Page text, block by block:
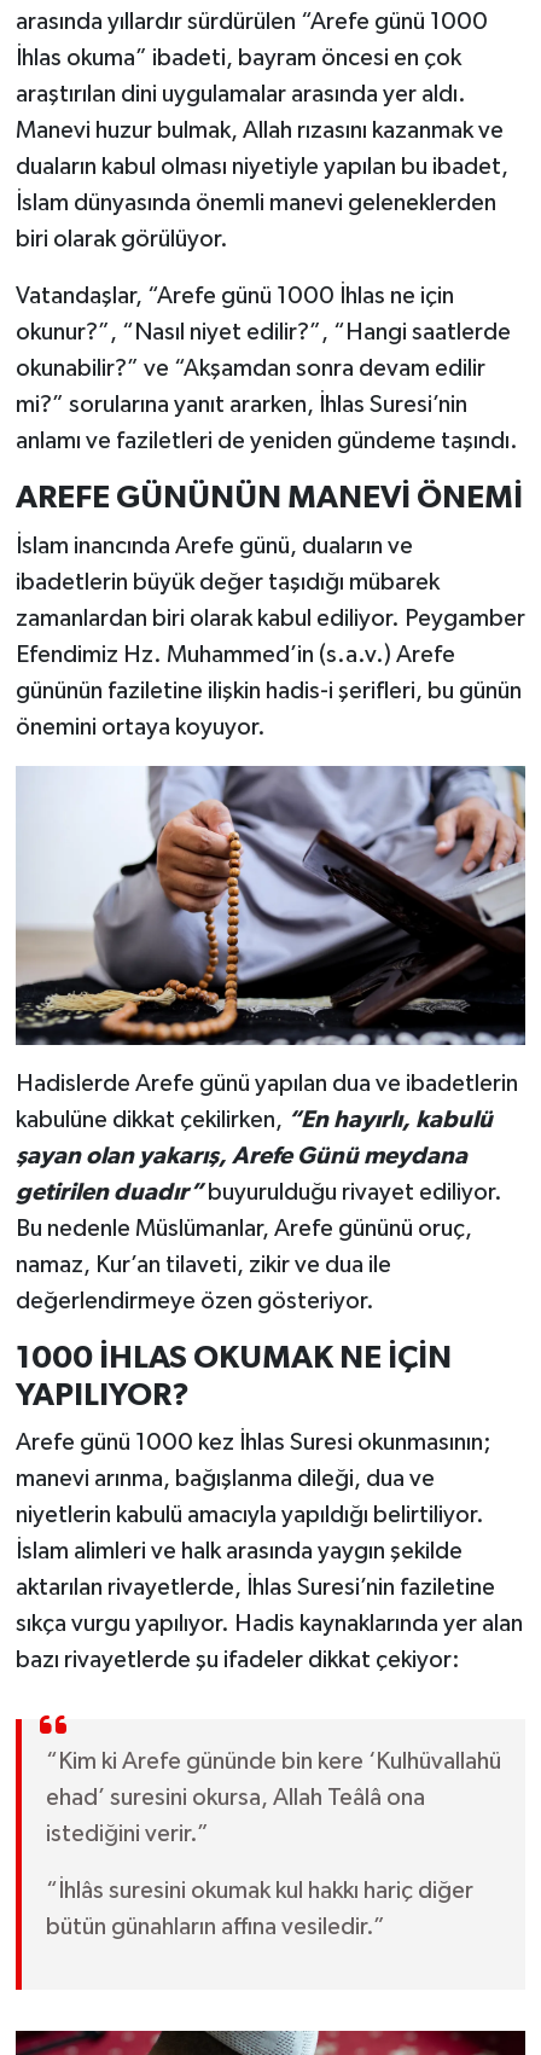
arasında yıllardır sürdürülen “Arefe günü 1000
İhlas okuma” ibadeti, bayram öncesi en çok
araştırılan dini uygulamalar arasında yer aldı.
Manevi huzur bulmak, Allah rızasını kazanmak ve
duaların kabul olması niyetiyle yapılan bu ibadet,
İslam dünyasında önemli manevi geleneklerden
biri olarak görülüyor.
Vatandaşlar, “Arefe günü 1000 İhlas ne için
okunur?”, “Nasıl niyet edilir?”, “Hangi saatlerde
okunabilir?” ve “Akşamdan sonra devam edilir
mi?” sorularına yanıt ararken, İhlas Suresi’nin
anlamı ve faziletleri de yeniden gündeme taşındı.
AREFE GÜNÜNÜN MANEVİ ÖNEMİ
İslam inancında Arefe günü, duaların ve
ibadetlerin büyük değer taşıdığı mübarek
zamanlardan biri olarak kabul ediliyor. Peygamber
Efendimiz Hz. Muhammed’in (s.a.v.) Arefe
gününün faziletine ilişkin hadis-i şerifleri, bu günün
önemini ortaya koyuyor.
Hadislerde Arefe günü yapılan dua ve ibadetlerin
kabulüne dikkat çekilirken, “En hayırlı, kabulü
şayan olan yakarış, Arefe Günü meydana
getirilen duadır” buyurulduğu rivayet ediliyor.
Bu nedenle Müslümanlar, Arefe gününü oruç,
namaz, Kur’an tilaveti, zikir ve dua ile
değerlendirmeye özen gösteriyor.
1000 İHLAS OKUMAK NE İÇİN
YAPILIYOR?
Arefe günü 1000 kez İhlas Suresi okunmasının;
manevi arınma, bağışlanma dileği, dua ve
niyetlerin kabulü amacıyla yapıldığı belirtiliyor.
İslam alimleri ve halk arasında yaygın şekilde
aktarılan rivayetlerde, İhlas Suresi’nin faziletine
sıkça vurgu yapılıyor. Hadis kaynaklarında yer alan
bazı rivayetlerde şu ifadeler dikkat çekiyor:
“Kim ki Arefe gününde bin kere ‘Kulhüvallahü
ehad’ suresini okursa, Allah Teâlâ ona
istediğini verir.”
“İhlâs suresini okumak kul hakkı hariç diğer
bütün günahların affına vesiledir.”